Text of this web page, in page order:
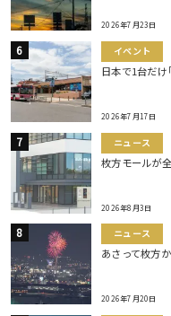
2026年7月23日
イベント
日本で1台だ
2026年7月17日
ニュース
枚方モールが
2026年8月3日
ニュース
あさって枚方
2026年7月20日